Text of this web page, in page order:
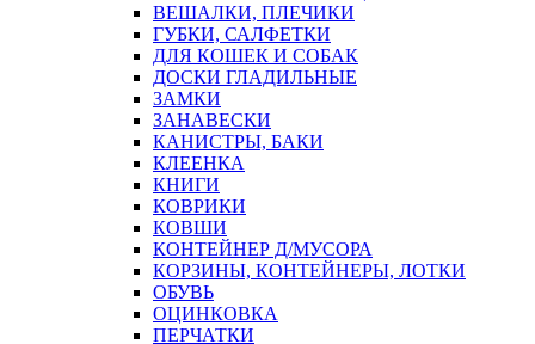
ВЕШАЛКИ, ПЛЕЧИКИ
ГУБКИ, САЛФЕТКИ
ДЛЯ КОШЕК И СОБАК
ДОСКИ ГЛАДИЛЬНЫЕ
ЗАМКИ
ЗАНАВЕСКИ
КАНИСТРЫ, БАКИ
КЛЕЕНКА
КНИГИ
КОВРИКИ
КОВШИ
КОНТЕЙНЕР Д/МУСОРА
КОРЗИНЫ, КОНТЕЙНЕРЫ, ЛОТКИ
ОБУВЬ
ОЦИНКОВКА
ПЕРЧАТКИ